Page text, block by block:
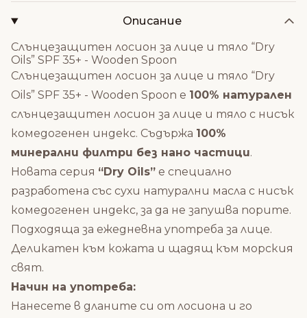
Описание
Слънцезащитен лосион за лице и тяло “Dry
Oils” SPF 35+ - Wooden Spoon
Слънцезащитен лосион за лице и тяло “Dry
Oils” SPF 35+ - Wooden Spoon е 100% натурален
слънцезащитен лосион за лице и тяло с нисък
комедогенен индекс. Съдържа 100%
минерални филтри без нано частици.
Новата серия “Dry Oils” е специално
разработена със сухи натурални масла с нисък
комедогенен индекс, за да не запушва порите.
Подходящa за ежедневна употреба за лице.
Деликатен към кожата и щадящ към морския
свят.
Начин на употреба:
Нанесете в дланите си от лосиона и го